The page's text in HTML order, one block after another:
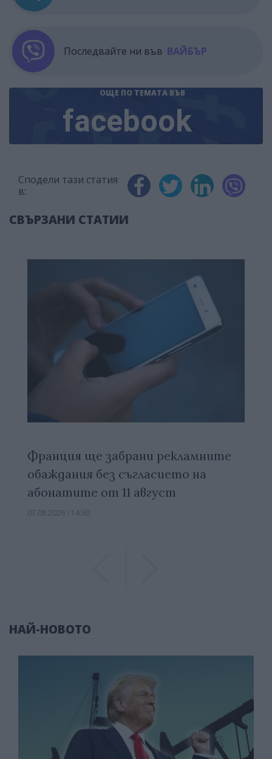
Последвайте ни във ВАЙБЪР
ОЩЕ ПО ТЕМАТА ВЪВ
facebook
Сподели тази статия
в:
СВЪРЗАНИ СТАТИИ
Франция ще забрани рекламните
обаждания без съгласието на
абонатите от 11 август
07.08.2026 / 14:30
НАЙ-НОВОТО